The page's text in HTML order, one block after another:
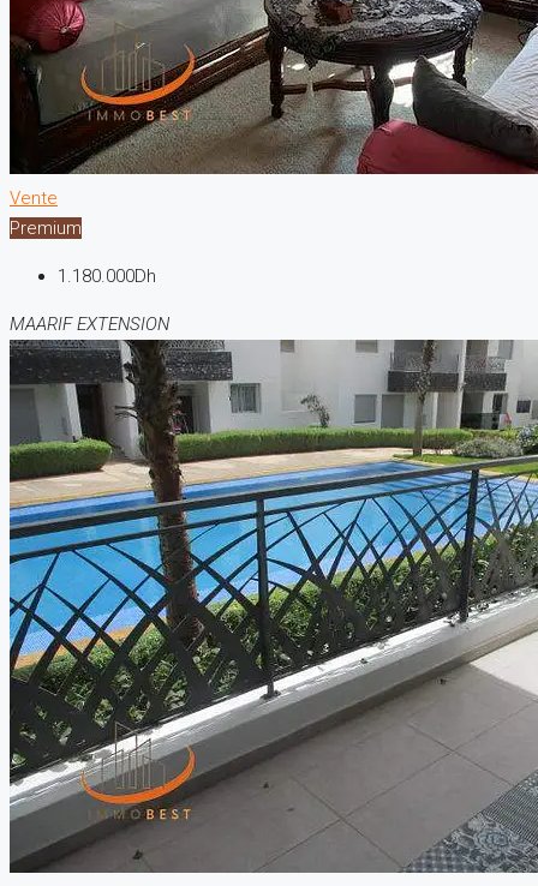
Vente
Premium
1.180.000Dh
MAARIF EXTENSION